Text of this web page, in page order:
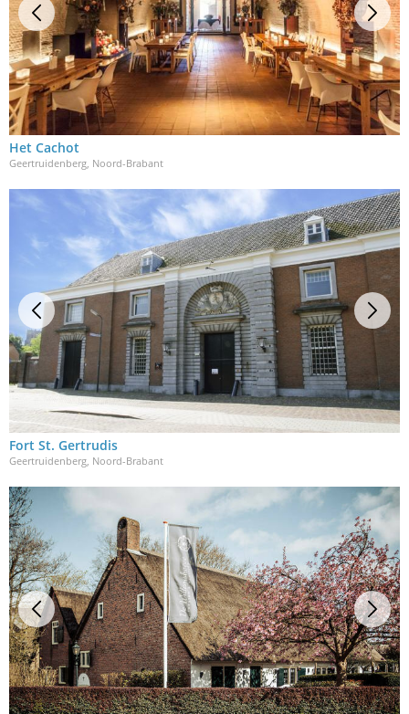
Het Cachot
Geertruidenberg, Noord-Brabant
Fort St. Gertrudis
Geertruidenberg, Noord-Brabant